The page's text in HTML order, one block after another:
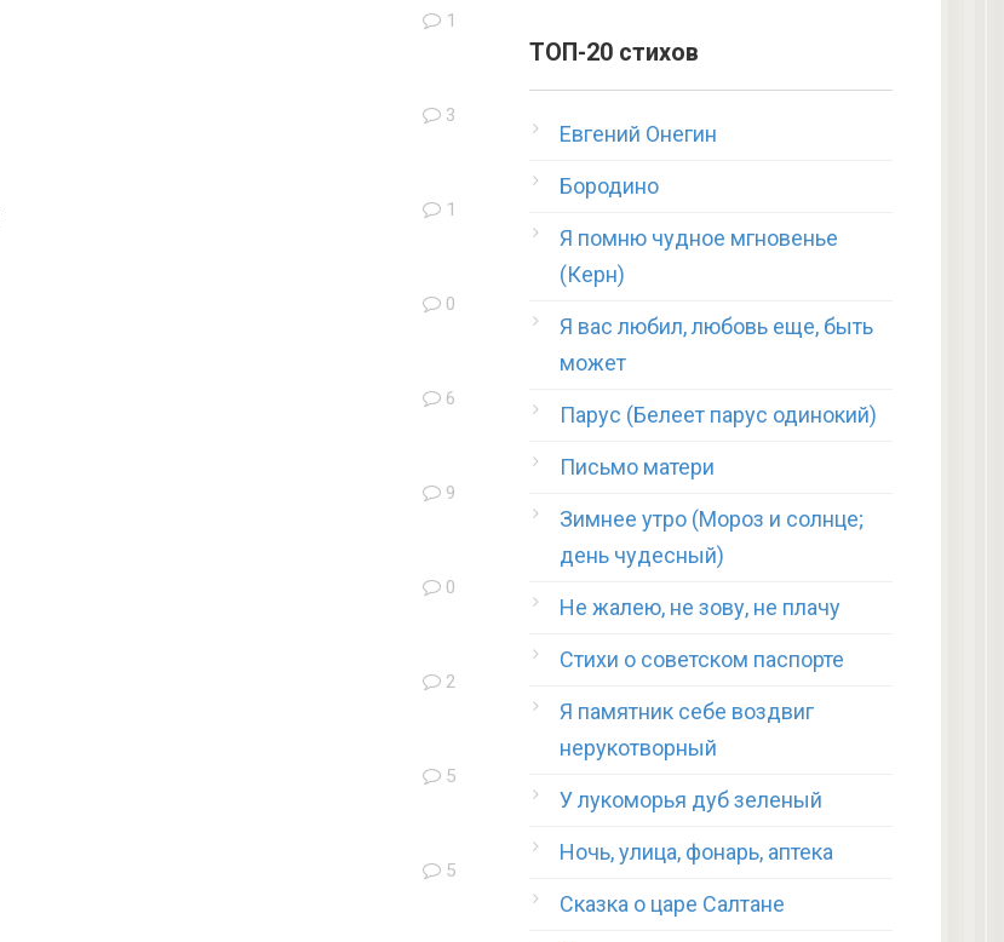
1
3
1
0
6
9
0
2
5
5
ТОП-20 стихов
Евгений Онегин
Бородино
Я помню чудное мгновенье
(Керн)
Я вас любил, любовь еще, быть
может
Парус (Белеет парус одинокий)
Письмо матери
Зимнее утро (Мороз и солнце;
день чудесный)
Не жалею, не зову, не плачу
Стихи о советском паспорте
Я памятник себе воздвиг
нерукотворный
У лукоморья дуб зеленый
Ночь, улица, фонарь, аптека
Сказка о царе Салтане